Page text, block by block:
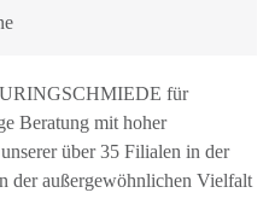
für
Beratung mit hoher
über 35 Filialen in der
der außergewöhnlichen Vielfalt